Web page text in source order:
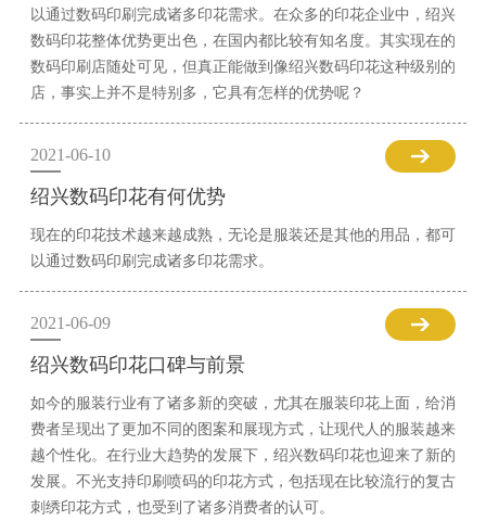
以通过数码印刷完成诸多印花需求。在众多的印花企业中，绍兴
数码印花整体优势更出色，在国内都比较有知名度。其实现在的
数码印刷店随处可见，但真正能做到像绍兴数码印花这种级别的
店，事实上并不是特别多，它具有怎样的优势呢？
2021-06-10
绍兴数码印花有何优势
现在的印花技术越来越成熟，无论是服装还是其他的用品，都可
以通过数码印刷完成诸多印花需求。
2021-06-09
绍兴数码印花口碑与前景
如今的服装行业有了诸多新的突破，尤其在服装印花上面，给消
费者呈现出了更加不同的图案和展现方式，让现代人的服装越来
越个性化。在行业大趋势的发展下，绍兴数码印花也迎来了新的
发展。不光支持印刷喷码的印花方式，包括现在比较流行的复古
刺绣印花方式，也受到了诸多消费者的认可。